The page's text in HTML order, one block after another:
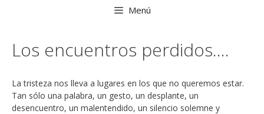
Menú
Los encuentros perdidos….
La tristeza nos lleva a lugares en los que no queremos estar.
Tan sólo una palabra, un gesto, un desplante, un
desencuentro, un malentendido, un silencio solemne y